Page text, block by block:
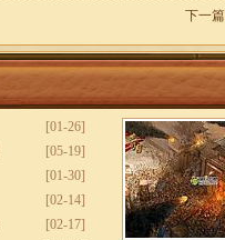
下一
[01-26]
[05-19]
[01-30]
[02-14]
[02-17]